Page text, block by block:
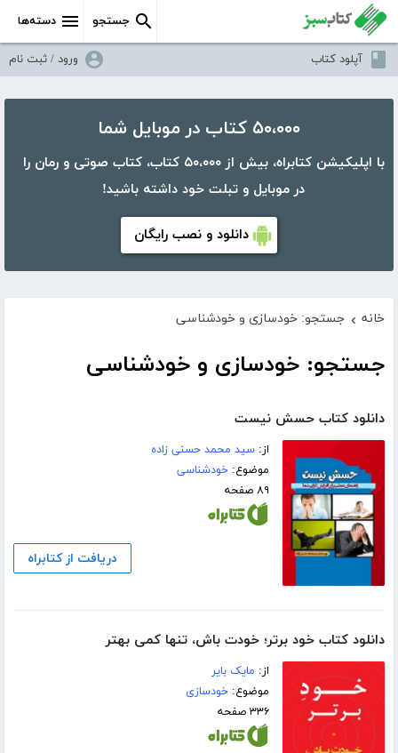
دسته‌ها جستجو
آپلود کتاب ورود / ثبت نام
۵۰،۰۰۰ کتاب در موبایل شما
با اپلیکیشن کتابراه، بیش از ۵۰،۰۰۰ کتاب، کتاب صوتی و رمان را
در موبایل و تبلت خود داشته باشید!
دانلود و نصب رایگان
خانه › جستجو: خودسازی و خودشناسی
جستجو: خودسازی و خودشناسی
دانلود کتاب حسش نیست
از:سید محمد حسنی زاده
موضوع:خودشناسی
۸۹ صفحه
دریافت از کتابراه
دانلود کتاب خود برتر؛ خودت باش، تنها کمی بهتر
از: مایک بایر
موضوع:خودسازی
۳۳۶ صفحه